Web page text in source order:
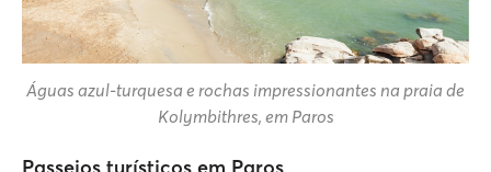
Águas azul-turquesa e rochas impressionantes na praia de
Kolymbithres, em Paros
Passeios turísticos em Paros